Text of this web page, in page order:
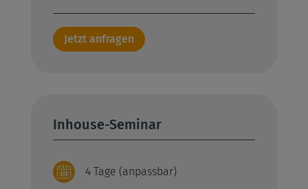
Jetzt anfragen
Inhouse-Seminar
4 Tage (anpassbar)